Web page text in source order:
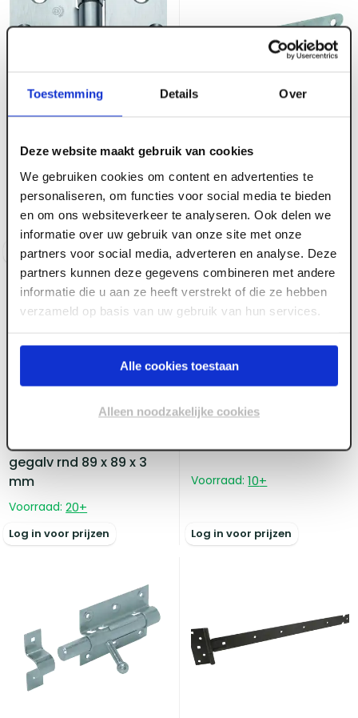
Toestemming Details Over
Deze website maakt gebruik van cookies
We gebruiken cookies om content en advertenties te
personaliseren, om functies voor social media te bieden
en om ons websiteverkeer te analyseren. Ook delen we
informatie over uw gebruik van onze site met onze
partners voor social media, adverteren en analyse. Deze
partners kunnen deze gegevens combineren met andere
informatie die u aan ze heeft verstrekt of die ze hebben
verzameld op basis van uw gebruik van hun services.
Alle cookies toestaan
Alleen noodzakelijke cookies
ART003144
Kogelscharnier gegalv.
VH-pen met ronde
hoeken 90 x 90 mm
Voorraad: 3
Log in voor prijzen
ART003325
GB Staartheng 150 x 38 x
2.0 verzinkt
Voorraad: 10+
Log in voor prijzen
Kogelpaumelle vh
gegalv rnd 89 x 89 x 3
mm
Voorraad: 20+
Log in voor prijzen
GB Kruisheng licht 250 x
Voorraad: 10+
Log in voor prijzen